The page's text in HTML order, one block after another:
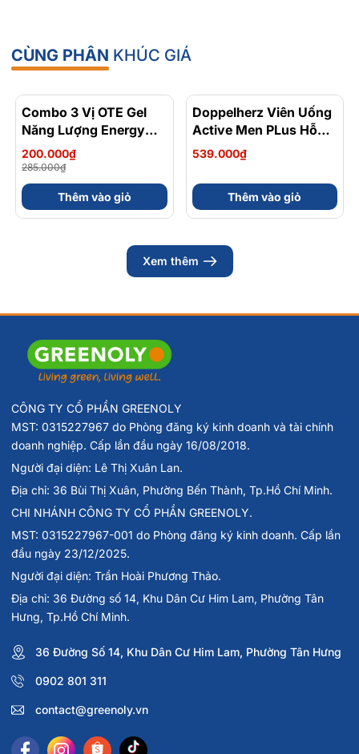
CÙNG PHÂN KHÚC GIÁ
- 30%
Combo 3 Vị OTE Gel
Năng Lượng Energy
Gel Kết Hợp
Carbohydrate Điện Giải
56gram 82kcal
200.000₫
285.000₫
Thêm vào giỏ
Doppelherz Viên Uống
Active Men PLus Hỗ
Trợ Tăng Cường Sức
Khỏe Sinh Lý Nam Hộp
30 Viên
539.000₫
Thêm vào giỏ
Xem thêm
CÔNG TY CỔ PHẦN GREENOLY
MST: 0315227967 do Phòng đăng ký kinh doanh và tài chính
doanh nghiệp. Cấp lần đầu ngày 16/08/2018.
Người đại diện: Lê Thị Xuân Lan.
Địa chỉ: 36 Bùi Thị Xuân, Phường Bến Thành, Tp.Hồ Chí Minh.
CHI NHÁNH CÔNG TY CỔ PHẦN GREENOLY.
MST: 0315227967-001 do Phòng đăng ký kinh doanh. Cấp lần
đầu ngày 23/12/2025.
Người đại diện: Trần Hoài Phương Thảo.
Địa chỉ: 36 Đường số 14, Khu Dân Cư Him Lam, Phường Tân
Hưng, Tp.Hồ Chí Minh.
36 Đường Số 14, Khu Dân Cư Him Lam, Phường Tân Hưng
0902 801 311
contact@greenoly.vn